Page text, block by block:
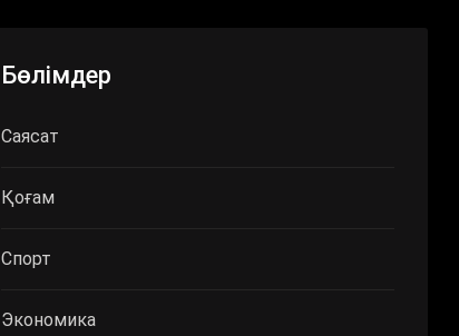
Бөлімдер
Саясат
Қоғам
Спорт
Экономика